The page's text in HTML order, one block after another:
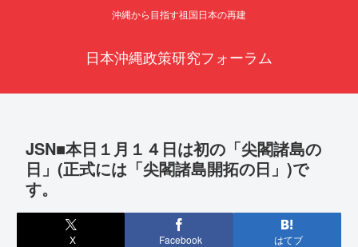
沖縄から目指す祖国日本の再建
日本沖縄政策研究フォーラム
JSN■本日１月１４日は初の「尖閣諸島の
日」(正式には「尖閣諸島開拓の日」)で
す。
X Facebook はてブ